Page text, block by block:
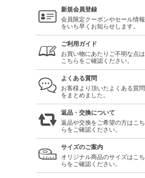
新規会員登録
会員限定クーポンやセール情報
をいち早くお知らせします。
ご利用ガイド
お買い物にあたりご不明な点は
こちらをご確認ください。
よくある質問
お客様より頂いたよくある質問
をまとめました。
返品・交換について
返品や交換をご希望の方はこち
らをご確認ください。
サイズのご案内
オリジナル商品のサイズはこち
らをご確認ください。